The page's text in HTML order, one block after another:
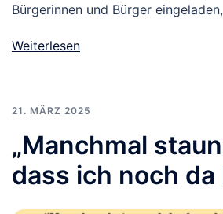
Bürgerinnen und Bürger
Weiterlesen
21. MÄRZ 2025
„Manchmal
dass ich noch da